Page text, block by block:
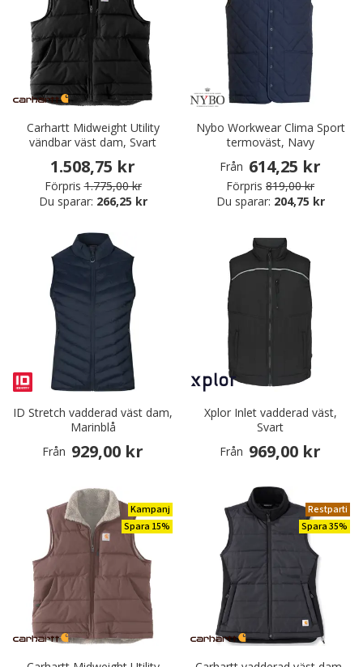
Carhartt Midweight Utility
vändbar väst dam, Svart
1.508,75 kr
Förpris 1.775,00 kr
Du sparar: 266,25 kr
Nybo Workwear Clima Sport
termoväst, Navy
Från 614,25 kr
Förpris 819,00 kr
Du sparar: 204,75 kr
ID Stretch vadderad väst dam,
Marinblå
Från 929,00 kr
Xplor Inlet vadderad väst,
Svart
Från 969,00 kr
Kampanj
Spara 15%
Restparti
Spara 35%